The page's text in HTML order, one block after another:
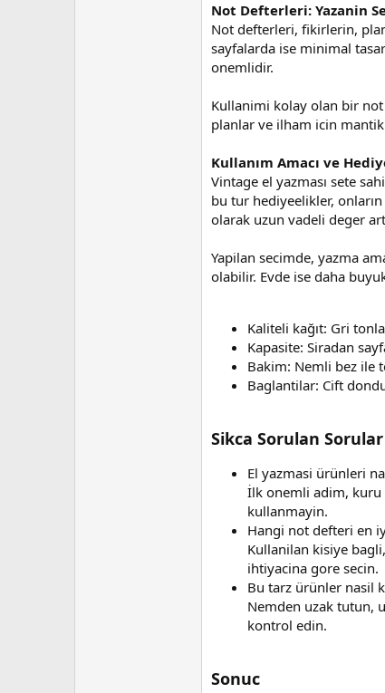
Not Defterleri: Yazanin
Not defterleri, fikirlerin,
sayfalarda ise minimal
onemlidir.
Kullanimi kolay olan bir
planlar ve ilham icin
Kullanım Amacı ve
Vintage el yazması sete
bu tur hediyeelikler,
olarak uzun vadeli deger
Yapilan secimde, yazma
olabilir. Evde ise daha
Kaliteli kağıt: Gri
Kapasite: Siradan
Bakim: Nemli bez ile
Baglantilar: Cift
Sikca Sorulan Sorular
El yazmasi ürünleri
İlk onemli adim, kuru
kullanmayin.
Hangi not defteri en
Kullanilan kisiye
ihtiyacina gore secin.
Bu tarz ürünler nasil
Nemden uzak tutun,
kontrol edin.
Sonuc